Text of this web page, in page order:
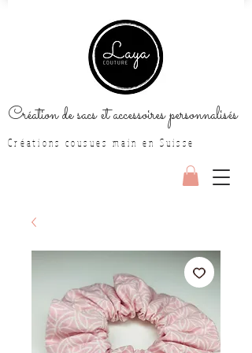
Création de sacs et accessoires personnalisés
Créations cousues main en Suisse